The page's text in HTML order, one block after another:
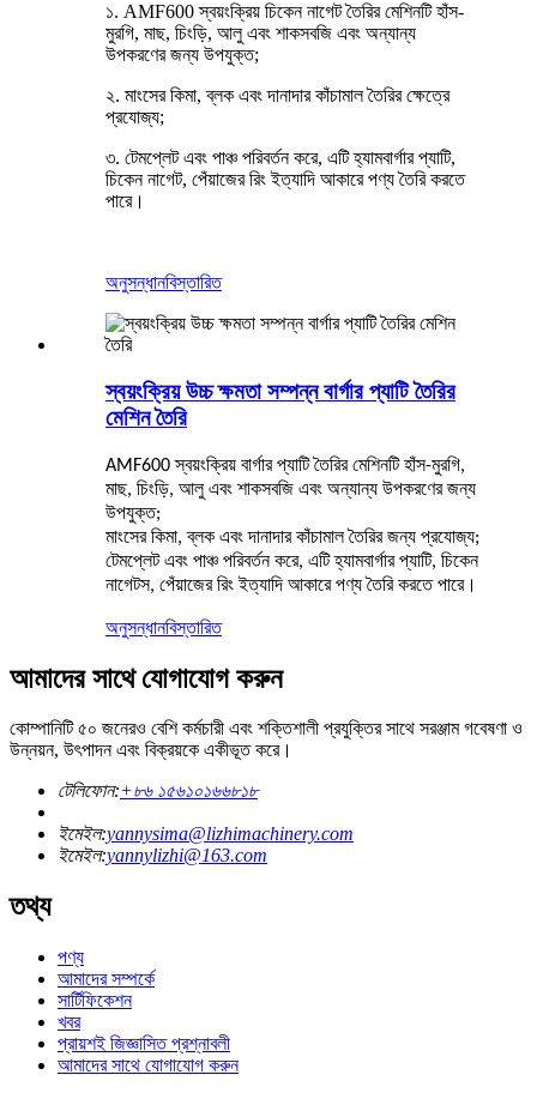
১. AMF600 স্বয়ংক্রিয় চিকেন নাগেট তৈরির মেশিনটি হাঁস-
মুরগি, মাছ, চিংড়ি, আলু এবং শাকসবজি এবং অন্যান্য
উপকরণের জন্য উপযুক্ত;
২. মাংসের কিমা, ব্লক এবং দানাদার কাঁচামাল তৈরির ক্ষেত্রে
প্রযোজ্য;
৩. টেমপ্লেট এবং পাঞ্চ পরিবর্তন করে, এটি হ্যামবার্গার প্যাটি,
চিকেন নাগেট, পেঁয়াজের রিং ইত্যাদি আকারে পণ্য তৈরি করতে
পারে।
অনুসন্ধানবিস্তারিত
স্বয়ংক্রিয় উচ্চ ক্ষমতা সম্পন্ন বার্গার প্যাটি তৈরির
মেশিন তৈরি
AMF600 স্বয়ংক্রিয় বার্গার প্যাটি তৈরির মেশিনটি হাঁস-মুরগি,
মাছ, চিংড়ি, আলু এবং শাকসবজি এবং অন্যান্য উপকরণের জন্য
উপযুক্ত;
মাংসের কিমা, ব্লক এবং দানাদার কাঁচামাল তৈরির জন্য প্রযোজ্য;
টেমপ্লেট এবং পাঞ্চ পরিবর্তন করে, এটি হ্যামবার্গার প্যাটি, চিকেন
নাগেটস, পেঁয়াজের রিং ইত্যাদি আকারে পণ্য তৈরি করতে পারে।
অনুসন্ধানবিস্তারিত
আমাদের সাথে যোগাযোগ করুন
কোম্পানিটি ৫০ জনেরও বেশি কর্মচারী এবং শক্তিশালী প্রযুক্তির সাথে সরঞ্জাম গবেষণা ও
উন্নয়ন, উৎপাদন এবং বিক্রয়কে একীভূত করে।
টেলিফোন:+৮৬ ১৫৬১০১৬৬৮১৮
ইমেইল:yannysima@lizhimachinery.com
ইমেইল:yannylizhi@163.com
তথ্য
পণ্য
আমাদের সম্পর্কে
সার্টিফিকেশন
খবর
প্রায়শই জিজ্ঞাসিত প্রশ্নাবলী
আমাদের সাথে যোগাযোগ করুন